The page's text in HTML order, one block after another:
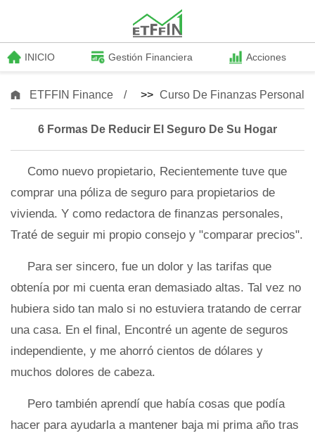
INICIO Gestión Financiera Acciones
ETFFIN Finance >> Curso De Finanzas
6 Formas De Reducir El Seguro De Su Hogar
Como nuevo propietario, Recientemente tuve que
comprar una póliza de seguro para propietarios de
vivienda. Y como redactora de finanzas personales,
Traté de seguir mi propio consejo y "comparar precios".
Para ser sincero, fue un dolor y las tarifas que
obtenía por mi cuenta eran demasiado altas. Tal vez no
hubiera sido tan malo si no estuviera tratando de cerrar
una casa. En el final, Encontré un agente de seguros
independiente, y me ahorró cientos de dólares y
muchos dolores de cabeza.
Pero también aprendí que había cosas que podía
hacer para ayudarla a mantener baja mi prima año tras